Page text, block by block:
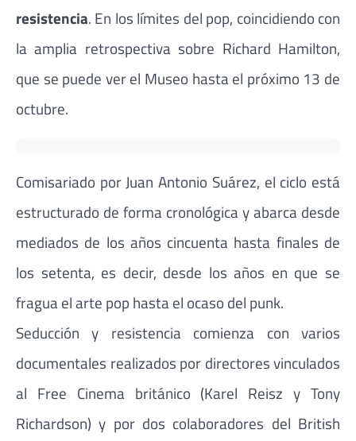
resistencia. En los límites del pop, coincidiendo con
la amplia retrospectiva sobre Richard Hamilton,
que se puede ver el Museo hasta el próximo 13 de
octubre.
Comisariado por Juan Antonio Suárez, el ciclo está
estructurado de forma cronológica y abarca desde
mediados de los años cincuenta hasta finales de
los setenta, es decir, desde los años en que se
fragua el arte pop hasta el ocaso del punk.
Seducción y resistencia comienza con varios
documentales realizados por directores vinculados
al Free Cinema británico (Karel Reisz y Tony
Richardson) y por dos colaboradores del British